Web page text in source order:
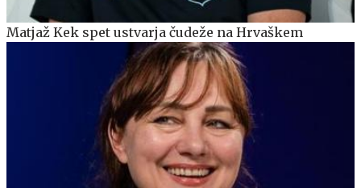
Matjaž Kek spet ustvarja čudeže na Hrvaškem